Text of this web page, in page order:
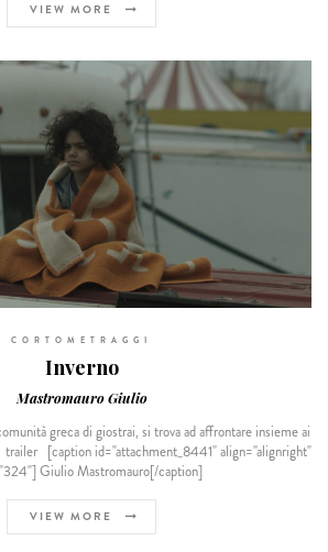
VIEW MORE
CORTOMETRAGGI
Inverno
Mastromauro Giulio
greca di giostrai, si trova ad affrontare insieme ai
[caption id="attachment_8441" align="alignright"
Giulio Mastromauro[/caption]
VIEW MORE